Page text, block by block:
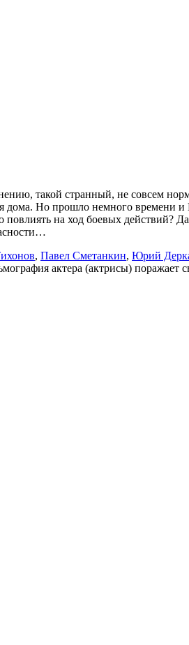
такой странный, не совсем
дома. Но прошло немного времени
на ход боевых действий?
, Павел Сметанкин, Юрий
актера (актрисы) поражает